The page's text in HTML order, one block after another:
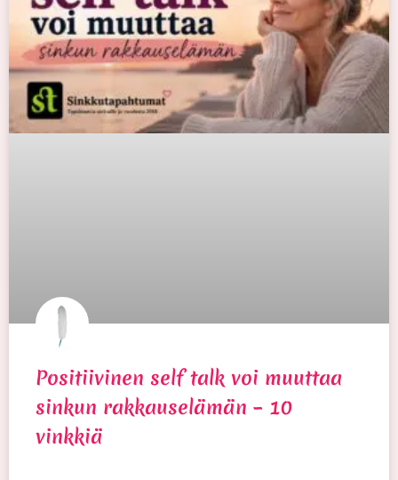
Positiivinen self talk voi muuttaa
sinkun rakkauselämän – 10
vinkkiä